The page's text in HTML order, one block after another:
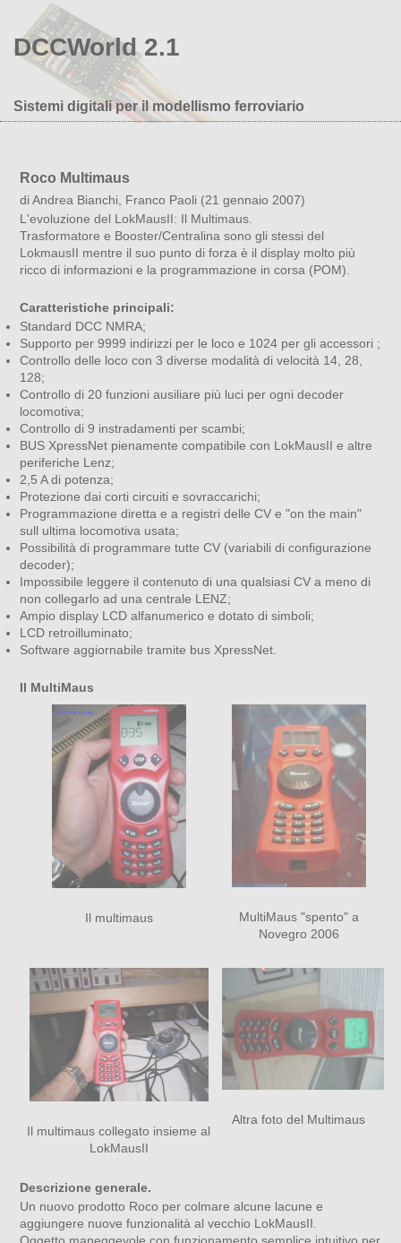
DCCWorld 2.1
Sistemi digitali per il modellismo ferroviario
Roco Multimaus
di Andrea Bianchi, Franco Paoli (21 gennaio 2007)
L'evoluzione del LokMausII: Il Multimaus.
Trasformatore e Booster/Centralina sono gli stessi del
LokmausII mentre il suo punto di forza è il display molto più
ricco di informazioni e la programmazione in corsa (POM).
Caratteristiche principali:
Standard DCC NMRA;
Supporto per 9999 indirizzi per le loco e 1024 per gli accessori ;
Controllo delle loco con 3 diverse modalità di velocità 14, 28,
128;
Controllo di 20 funzioni ausiliare più luci per ogni decoder
locomotiva;
Controllo di 9 instradamenti per scambi;
BUS XpressNet pienamente compatibile con LokMausII e altre
periferiche Lenz;
2,5 A di potenza;
Protezione dai corti circuiti e sovraccarichi;
Programmazione diretta e a registri delle CV e "on the main"
sull ultima locomotiva usata;
Possibilità di programmare tutte CV (variabili di configurazione
decoder);
Impossibile leggere il contenuto di una qualsiasi CV a meno di
non collegarlo ad una centrale LENZ;
Ampio display LCD alfanumerico e dotato di simboli;
LCD retroilluminato;
Software aggiornabile tramite bus XpressNet.
Il MultiMaus
Il multimaus
MultiMaus "spento" a
Novegro 2006
Il multimaus collegato insieme al
LokMausII
Altra foto del Multimaus
Descrizione generale.
Un nuovo prodotto Roco per colmare alcune lacune e
aggiungere nuove funzionalità al vecchio LokMausII.
Oggetto maneggevole con funzionamento semplice intuitivo per